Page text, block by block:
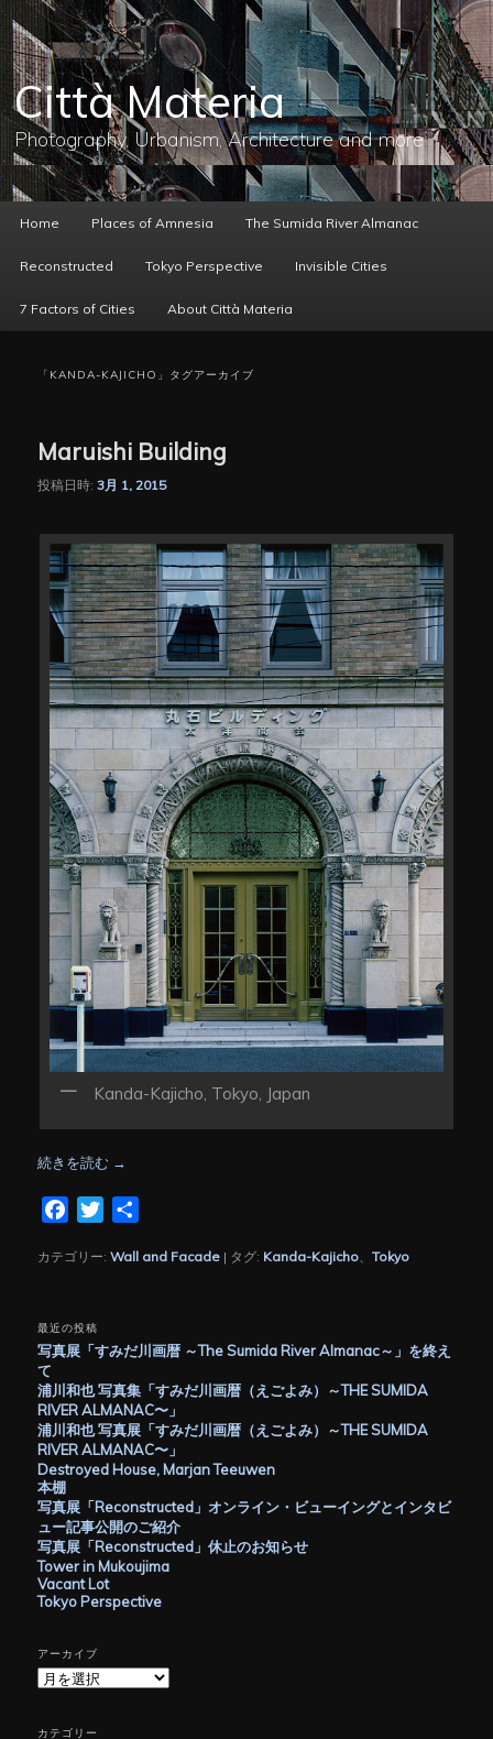
メ
イ
ン
コ
ン
テ
ン
へ
移
動
サ
ブ
コ
ン
テ
ン
ツ
移
動
Città Materia
Photography, Urbanism, Architecture and more
ー
Home Places of Amnesia The Sumida River Almanac
Reconstructed Tokyo Perspective Invisible Cities
7 Factors of Cities About Città Materia
「 KANDA-KAJICHO 」タグアーカイブ
Maruishi Building
投稿日時:3月 1, 2015
Kanda-Kajicho, Tokyo, Japan
続きを読む →
FacebookTwitter
カテゴリー: Wall and Facade | タグ: Kanda-Kajicho 、Tokyo
最近の投稿
写真展「すみだ川画暦 ～The Sumida River Almanac～」を終え
て
浦川和也 写真集「すみだ川画暦（えごよみ）～THE SUMIDA
RIVER ALMANAC〜」
浦川和也 写真展「すみだ川画暦（えごよみ）～THE SUMIDA
RIVER ALMANAC〜」
Destroyed House, Marjan Teeuwen
本棚
写真展「Reconstructed」オンライン・ビューイングとインタビ
ュー記事公開のご紹介
写真展「Reconstructed」休止のお知らせ
Tower in Mukoujima
Vacant Lot
Tokyo Perspective
アーカイブ
ア
ー
イ
カテゴリー